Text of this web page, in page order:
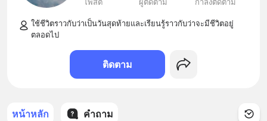
ใช้ชีวิตราวกับว่าเป็นวันสุดท้ายและเรียนรู้ราวกับว่าจะมีชีวิตอยู่
ติดตาม
หน้าหลัก คำถาม